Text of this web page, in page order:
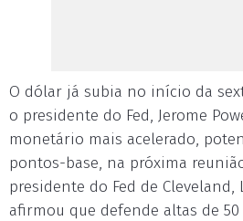
O dólar já subia no início da
o presidente do Fed, Jerome
monetário mais acelerado,
pontos-base, na próxima
presidente do Fed de Cleveland,
afirmou que defende altas de